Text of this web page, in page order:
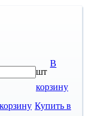
шт
В
корзину
Купить в